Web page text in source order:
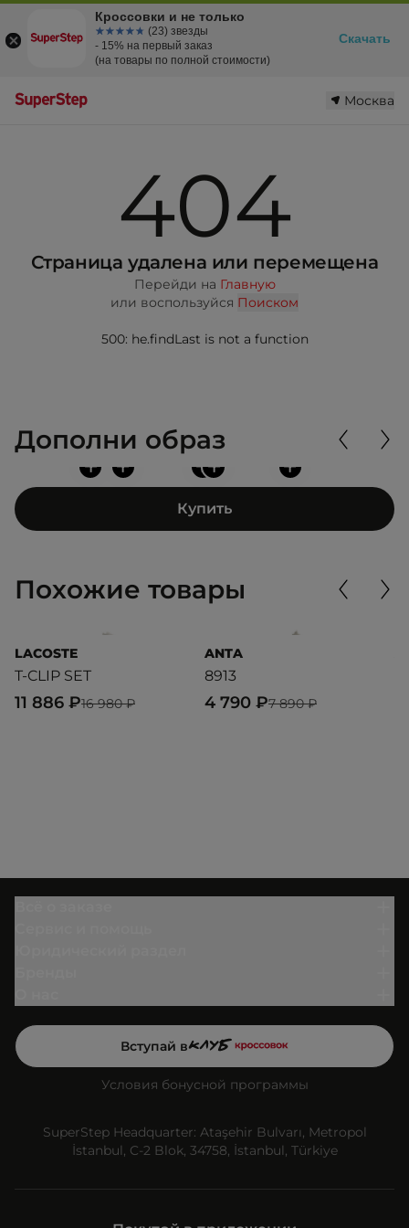
Москва
404
Страница удалена или перемещена
Перейди на Главную
или воспользуйся Поиском
500: he.findLast is not a function
Дополни образ
+
+
+ +
+
Купить
Похожие товары
LACOSTE
T-CLIP SET
16 980 ₽
11 886 ₽
ANTA
8913
7 890 ₽
4 790 ₽
Вступай в
Условия бонусной программы
SuperStep Headquarter: Ataşehir Bulvarı, Metropol
İstanbul, C-2 Blok, 34758, İstanbul, Türkiye
Кроссовки и не только
☆☆☆☆☆
★★★★★ (23) звезды
- 15% на первый заказ
(на товары по полной стоимости)
Скачать